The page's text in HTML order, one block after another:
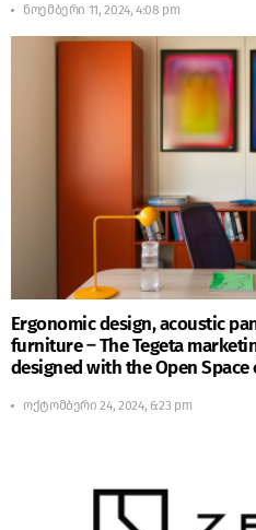
ნოემბერი 11, 2024, 4:08 pm
Ergonomic design, acoustic
furniture – The Tegeta
designed with the Open Space
ოქტომბერი 24, 2024, 6:23 pm